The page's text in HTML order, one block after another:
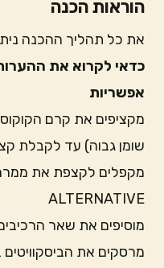
הוראות הכנה
את כל תהליך ההכנה
כדאי לקרוא את
אפשריות
מקציפים את קרם
שומן גבוה) עד לקבלת
מקפלים לקצפת את
ALTERNATIVE
מוסיפים את שאר
מרסקים את